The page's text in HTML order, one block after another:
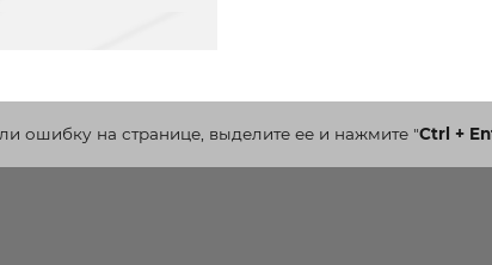
ошибку на странице, выделите ее и нажмите"Ctrl +